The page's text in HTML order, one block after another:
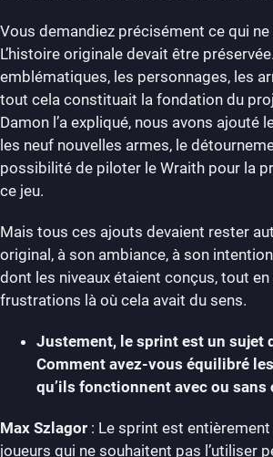
Vous demandiez précisément ce qui
L’histoire originale devait être
emblématiques, les personnages, les
tout cela constituait la fondation du
Damon l’a expliqué, nous avons ajouté
les neuf nouvelles armes, le
possibilité de piloter le Wraith pour la
ce jeu.
Mais tous ces ajouts devaient rester
original, à son ambiance, à son
dont les niveaux étaient conçus, tout
frustrations là où cela avait du sens.
Justement, le sprint est un sujet
Comment avez-vous équilibré
qu’ils fonctionnent avec ou sans
Max Szlagor : Le sprint est
joueurs qui ne souhaitent pas l’utiliser